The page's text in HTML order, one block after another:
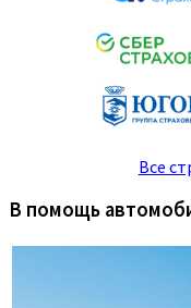
Все
В помощь